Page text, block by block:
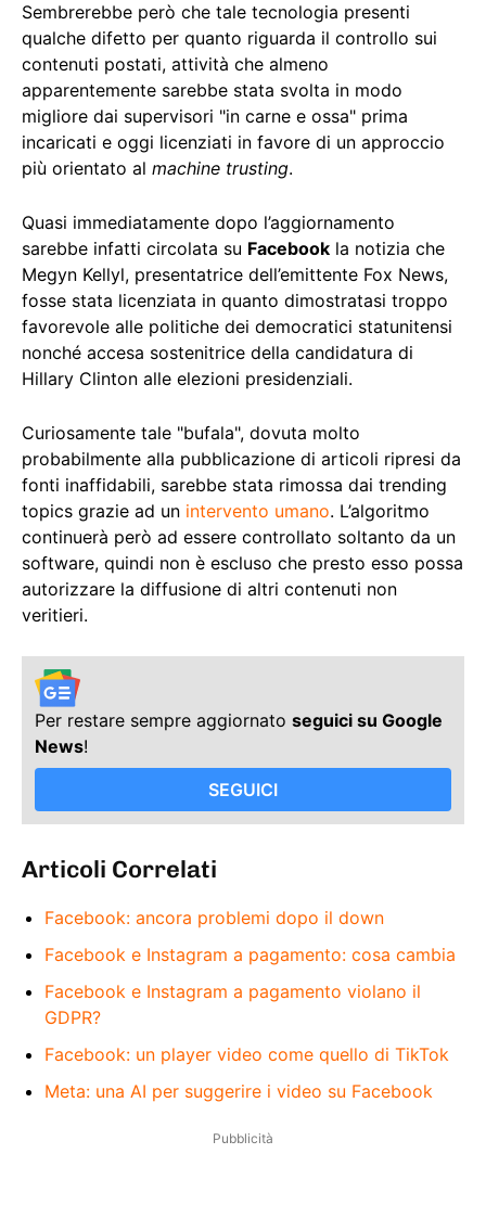
Sembrerebbe però che tale tecnologia presenti
qualche difetto per quanto riguarda il controllo sui
contenuti postati, attività che almeno
apparentemente sarebbe stata svolta in modo
migliore dai supervisori "in carne e ossa" prima
incaricati e oggi licenziati in favore di un approccio
più orientato al machine trusting.
Quasi immediatamente dopo l’aggiornamento
sarebbe infatti circolata su Facebook la notizia che
Megyn Kellyl, presentatrice dell’emittente Fox News,
fosse stata licenziata in quanto dimostratasi troppo
favorevole alle politiche dei democratici statunitensi
nonché accesa sostenitrice della candidatura di
Hillary Clinton alle elezioni presidenziali.
Curiosamente tale "bufala", dovuta molto
probabilmente alla pubblicazione di articoli ripresi da
fonti inaffidabili, sarebbe stata rimossa dai trending
topics grazie ad un intervento umano. L’algoritmo
continuerà però ad essere controllato soltanto da un
software, quindi non è escluso che presto esso possa
autorizzare la diffusione di altri contenuti non
veritieri.
Per restare sempre aggiornato seguici su Google
News!
SEGUICI
Articoli Correlati
Facebook: ancora problemi dopo il down
Facebook e Instagram a pagamento: cosa cambia
Facebook e Instagram a pagamento violano il
GDPR?
Facebook: un player video come quello di TikTok
Meta: una AI per suggerire i video su Facebook
Pubblicità